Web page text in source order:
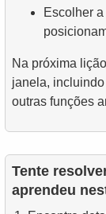
Escolher
Na próxima
janela,
outras funções
Tente
aprendeu